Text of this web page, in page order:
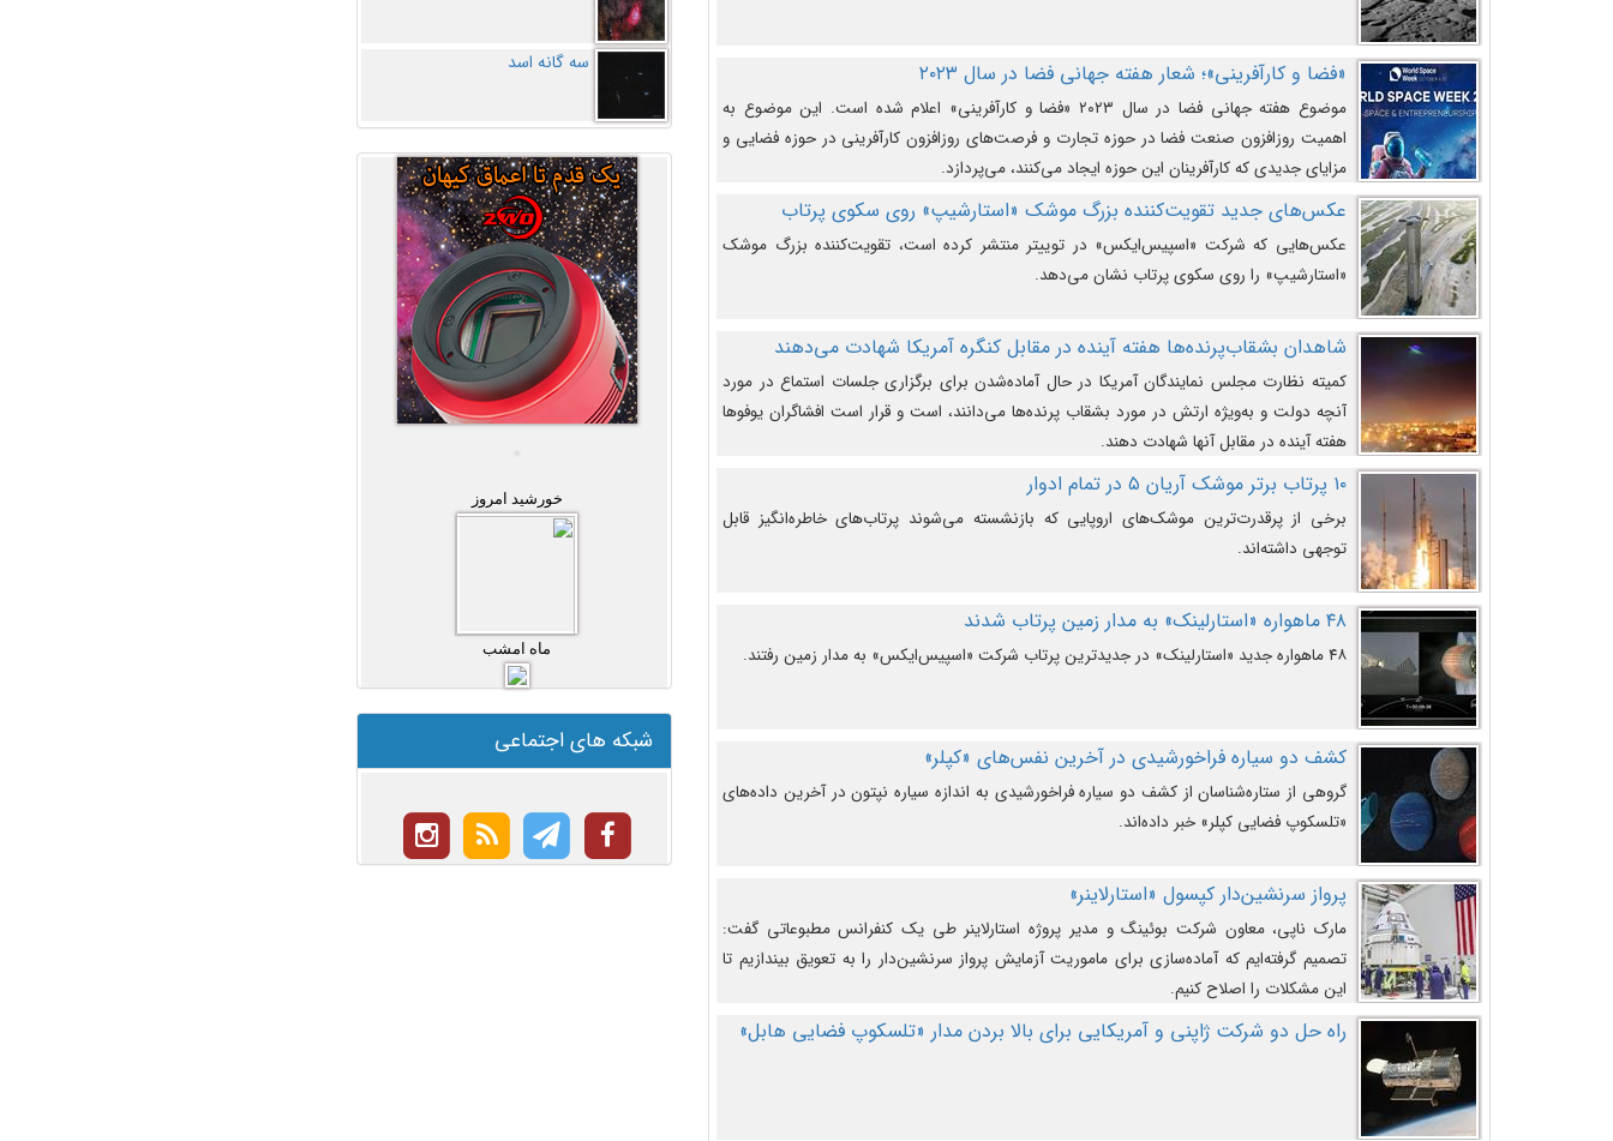
«فضا و کارآفرینی»؛ شعار هفته جهانی فضا در سال ۲۰۲۳
موضوع هفته جهانی فضا در سال ۲۰۲۳ «فضا و کارآفرینی» اعلام شده است. این موضوع به
اهمیت روزافزون صنعت فضا در حوزه تجارت و فرصت‌های روزافزون کارآفرینی در حوزه فضایی و
مزایای جدیدی که کارآفرینان این حوزه ایجاد می‌کنند، می‌پردازد.
عکس‌های جدید تقویت‌کننده بزرگ موشک «استارشیپ» روی سکوی پرتاب
عکس‌هایی که شرکت «اسپیس‌ایکس» در توییتر منتشر کرده است، تقویت‌کننده بزرگ موشک
«استارشیپ» را روی سکوی پرتاب نشان می‌دهد.
شاهدان بشقاب‌پرنده‌ها هفته آینده در مقابل کنگره آمریکا شهادت می‌دهند
کمیته نظارت مجلس نمایندگان آمریکا در حال آماده‌شدن برای برگزاری جلسات استماع در مورد
آنچه دولت و به‌ویژه ارتش در مورد بشقاب پرنده‌ها می‌دانند، است و قرار است افشاگران یوفوها
هفته آینده در مقابل آنها شهادت دهند.
۱۰ پرتاب برتر موشک آریان ۵ در تمام ادوار
برخی از پرقدرت‌ترین موشک‌های اروپایی که بازنشسته می‌شوند پرتاب‌های خاطره‌انگیز قابل
توجهی داشته‌اند.
۴۸ ماهواره «استارلینک» به مدار زمین پرتاب شدند
۴۸ ماهواره جدید «استارلینک» در جدیدترین پرتاب شرکت «اسپیس‌ایکس» به مدار زمین رفتند.
کشف دو سیاره فراخورشیدی در آخرین نفس‌های «کپلر»
گروهی از ستاره‌شناسان از کشف دو سیاره فراخورشیدی به اندازه سیاره نپتون در آخرین داده‌های
«تلسکوپ فضایی کپلر» خبر داده‌اند.
پرواز سرنشین‌دار کپسول «استارلاینر»
مارک ناپی، معاون شرکت بوئینگ و مدیر پروژه استارلاینر طی یک کنفرانس مطبوعاتی گفت:
تصمیم گرفته‌ایم که آماده‌سازی برای ماموریت آزمایش پرواز سرنشین‌دار را به تعویق بیندازیم تا
این مشکلات را اصلاح کنیم.
راه حل دو شرکت ژاپنی و آمریکایی برای بالا بردن مدار «تلسکوپ فضایی هابل»
سه گانه اسد
خورشید امروز
ماه امشب
شبکه های اجتماعی